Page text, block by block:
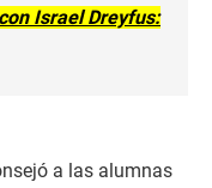
Israel Dreyfus:
a las alumnas